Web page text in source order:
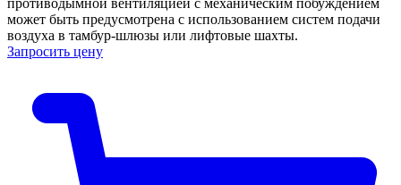
может быть предусмотрена с использованием систем подачи
воздуха в тамбур-шлюзы или лифтовые шахты.
Запросить цену